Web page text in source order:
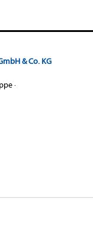
& Co. KG
·